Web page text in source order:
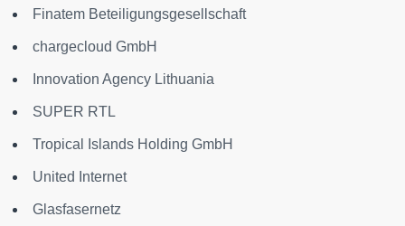
Finatem Beteiligungsgesellschaft
chargecloud GmbH
Innovation Agency Lithuania
SUPER RTL
Tropical Islands Holding GmbH
United Internet
Glasfasernetz